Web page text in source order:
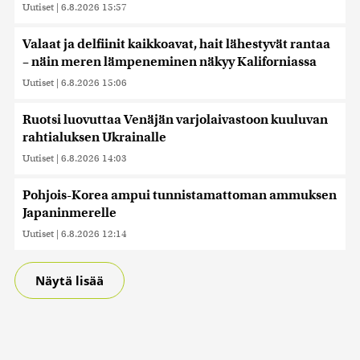
kerätty, kun olet käyttänyt heidän palvelujaan. Tietoja
Uutiset | 6.8.2026 15:57
Valaat ja delfiinit kaikkoavat, hait lähestyvät rantaa
– näin meren lämpeneminen näkyy Kaliforniassa
Uutiset | 6.8.2026 15:06
Ruotsi luovuttaa Venäjän varjolaivastoon kuuluvan
rahtialuksen Ukrainalle
Uutiset | 6.8.2026 14:03
Pohjois-Korea ampui tunnistamattoman ammuksen
Japaninmerelle
Uutiset | 6.8.2026 12:14
Näytä lisää